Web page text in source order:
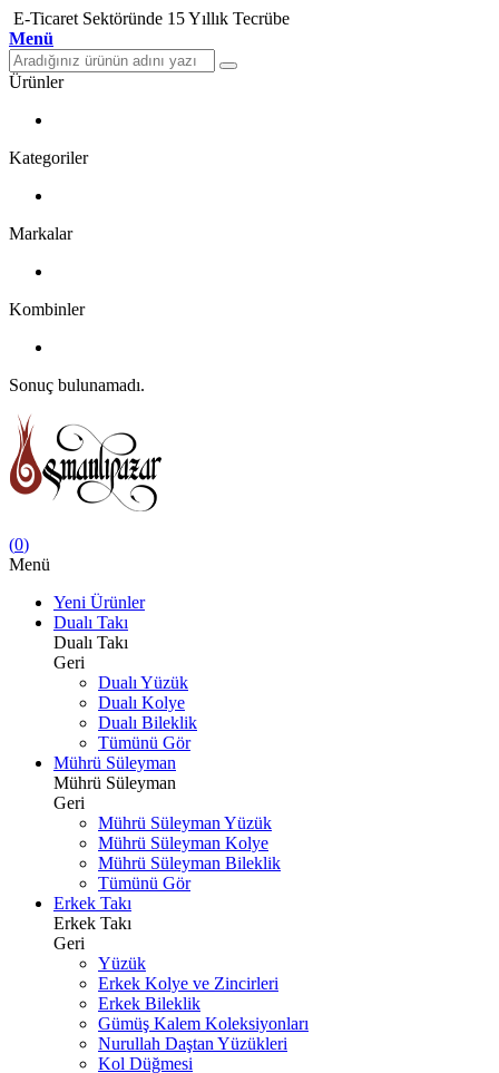
E-Ticaret Sektöründe 15 Yıllık Tecrübe
Menü
Ürünler
Kategoriler
Markalar
Kombinler
Sonuç bulunamadı.
(0)
Menü
Yeni Ürünler
Dualı Takı
Dualı Takı
Geri
Dualı Yüzük
Dualı Kolye
Dualı Bileklik
Tümünü Gör
Mührü Süleyman
Mührü Süleyman
Geri
Mührü Süleyman Yüzük
Mührü Süleyman Kolye
Mührü Süleyman Bileklik
Tümünü Gör
Erkek Takı
Erkek Takı
Geri
Yüzük
Erkek Kolye ve Zincirleri
Erkek Bileklik
Gümüş Kalem Koleksiyonları
Nurullah Daştan Yüzükleri
Kol Düğmesi